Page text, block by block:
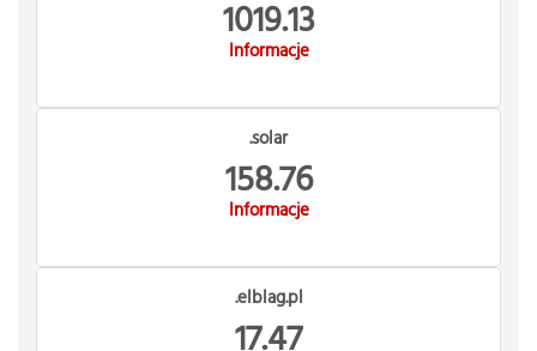
1019.13
Informacje
.solar
158.76
Informacje
.elblag.pl